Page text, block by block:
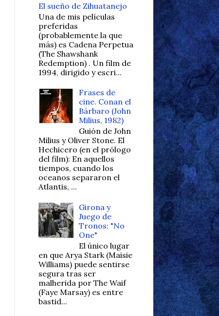
El sueño de Zihuatanejo
Una de mis películas
preferidas
(probablemente la que
más) es Cadena Perpetua
(The Shawshank
Redemption) . Un film de
1994, dirigido y escri...
Frases de
cine. Conan el
Bárbaro (John
Milius, 1982)
Guión de John
Milius y Oliver Stone. El
Hechicero (en el prólogo
del film): En aquellos
tiempos, cuando los
oceanos separaron el
Atlantis, ...
Girona y
Juego de
Tronos: "No
One"
El único lugar
en que Arya Stark (Maisie
Williams) puede sentirse
segura tras ser
malherida por The Waif
(Faye Marsay) es entre
bastid...